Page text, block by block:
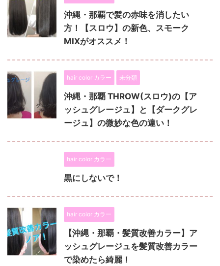
沖縄・那覇で髪の赤味を消したい
方！【スロウ】の新色、スモーク
MIXがオススメ！
hair color カラー 未分類
沖縄・那覇 THROW(スロウ)の【ア
ッシュグレージュ】と【ダークグレ
ージュ】の微妙な色の違い！
hair color カラー
黒にしないで！
hair color カラー
【沖縄・那覇・髪質改善カラー】ア
ッシュグレージュを髪質改善カラー
で染めたら綺麗！